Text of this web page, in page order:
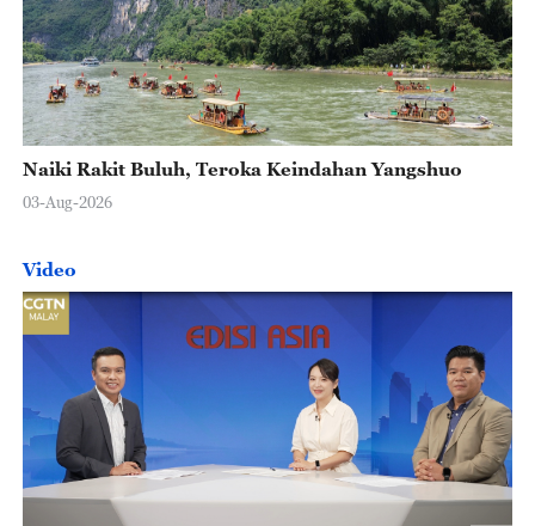
Naiki Rakit Buluh, Teroka Keindahan Yangshuo
03-Aug-2026
Video